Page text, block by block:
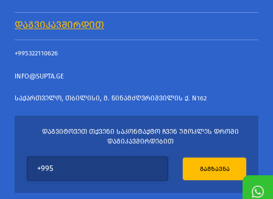
ᲓᲐᲒᲕᲘᲙᲐᲕᲨᲘᲠᲓᲘᲗ
+995322110626
INFO@SUPTA.GE
ᲡᲐᲥᲐᲠᲗᲕᲔᲚᲝ, ᲗᲑᲘᲚᲘᲡᲘ, Მ. ᲬᲘᲜᲐᲛᲫᲦᲕᲠᲘᲨᲕᲘᲚᲘᲡ Ქ. N162
ᲓᲐᲒᲕᲘᲢᲝᲕᲔᲗ ᲗᲥᲕᲔᲜᲘ ᲡᲐᲙᲝᲜᲢᲐᲥᲢᲝ ᲩᲕᲔᲜ ᲣᲛᲝᲙᲚᲔᲡ ᲓᲠᲝᲨᲘ
ᲓᲐᲒᲘᲙᲐᲕᲨᲘᲠᲓᲔᲑᲘᲗ
ᲒᲐᲒᲖᲐᲕᲜᲐ